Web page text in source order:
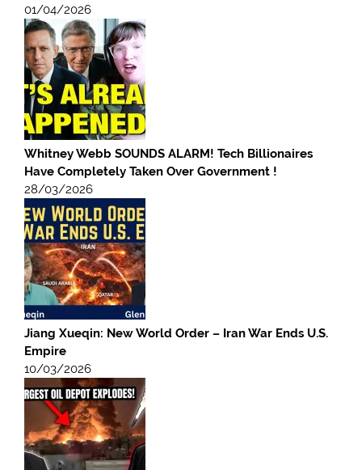
01/04/2026
Whitney Webb SOUNDS ALARM! Tech Billionaires
Have Completely Taken Over Government !
28/03/2026
Jiang Xueqin: New World Order – Iran War Ends U.S.
Empire
10/03/2026